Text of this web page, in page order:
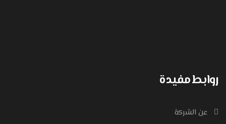
روابط مفيدة
عن الشركة